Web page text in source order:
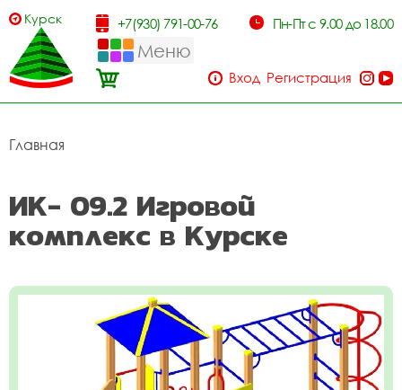
Курск +7(930) 791-00-76 Пн-Пт с 9.00 до 18.00
Меню
Вход Регистрация
Главная
ИК- 09.2 Игровой
комплекс в Курске